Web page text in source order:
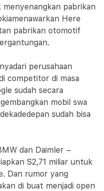
pabrikan
Here
pabrikan otomotif
perusahaan
competitor di masa
sudah secara
mobil swa
sudah bisa
dan Daimler –
S2,71 miliar untuk
Dan rumor yang
di buat menjadi open